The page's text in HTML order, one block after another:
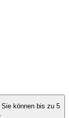
Sie können bis zu 5